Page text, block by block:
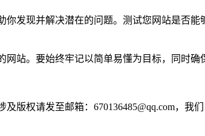
发现并解决潜在的问题。测试您网站是否
站。要始终牢记以简单易懂为目标，同时
版权请发至邮箱：670136485@qq.com，我